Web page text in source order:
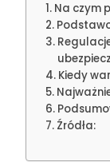
Na czym
Kiedy
Źródła: